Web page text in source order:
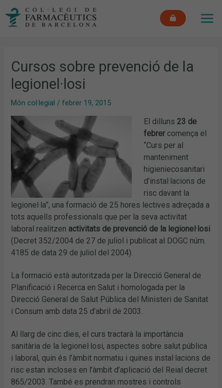
Cursos sobre prevenció de la
legionel·losi
Món col·legial /febrer 19, 2015
El dilluns 23 de
febrercomença el
“Curs per al
manteniment
higieniecosanitari
d’instal·lacions de
risc davant la
legionel·la”, una formació de 25 hores lectives adreçada a
tots aquells professionals que per la seva activitat
laboral realitzen activitats de prevenció de la legionel·losi
(Decret 352/2004 de 27 de juliol i publicat al DOGC núm.
4185 de data 29 de juliol del 2004).
La formació està autoritzada per la Direcció General de
Planificació i Recerca en Salut i homologada per la
Direcció General de Salut Pública del Ministeri de Sanitat
i Consum amb data 25 d’abril de 2003.
Al llarg de cinc dies, el curs tractarà la importància
sanitària de la legionel·losi, aspectes sobre salut pública
i laboral, quin és l’àmbit normatiu i quines instal·lacions de
risc estan incloses en l’àmbit d’aplicació del Reial decret
865/2003. També es prendran mostres i controls